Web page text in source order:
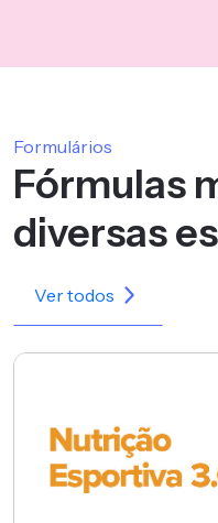
Formulários
Fórmulas
diversas
Ver todos